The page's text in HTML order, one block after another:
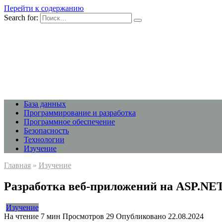
Перейти к содержанию
Search for:
База данных
Программирование и разработка
Программное обеспечение
Безопасность
Технологии
Изучение
Главная » Изучение
Разработка веб-приложений на
Изучение
На чтение 7 мин Просмотров 29 Опубликовано 22.08.2024